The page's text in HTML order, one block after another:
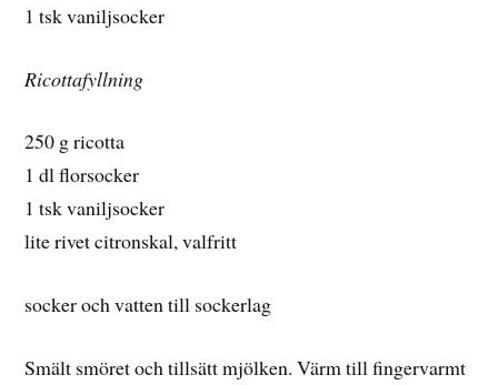
1 tsk vaniljsocker
Ricottafyllning
250 g ricotta
1 dl florsocker
1 tsk vaniljsocker
lite rivet citronskal, valfritt
socker och vatten till sockerlag
Smält smöret och tillsätt mjölken. Värm till fingervarmt